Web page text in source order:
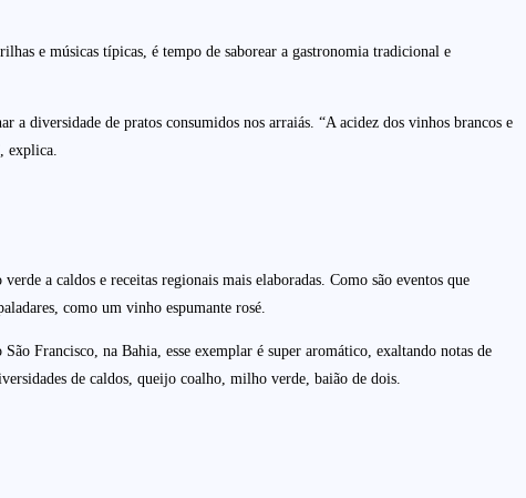
e músicas típicas, é tempo de saborear a gastronomia tradicional e
diversidade de pratos consumidos nos arraiás. “A acidez dos vinhos brancos e
explica.
a caldos e receitas regionais mais elaboradas. Como são eventos que
como um vinho espumante rosé.
Francisco, na Bahia, esse exemplar é super aromático, exaltando notas de
de caldos, queijo coalho, milho verde, baião de dois.